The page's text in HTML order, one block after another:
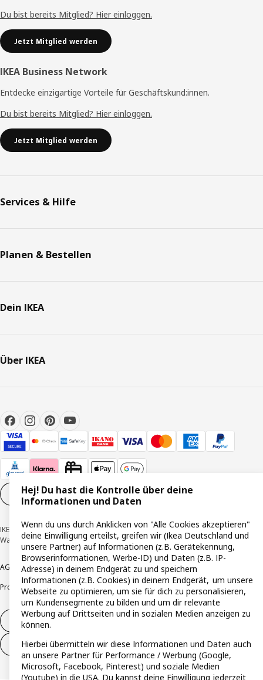
Du bist bereits Mitglied? Hier einloggen.
Jetzt Mitglied werden
IKEA Business Network
Entdecke einzigartige Vorteile für Geschäftskund:innen.
Du bist bereits Mitglied? Hier einloggen.
Jetzt Mitglied werden
Services & Hilfe
Planen & Bestellen
Dein IKEA
Über IKEA
Cookie-Einstellungen DE
IKEA Deutschland GmbH & Co. KG - Am Wandersmann 2-4, 65719 Hofheim-
Wallau © Inter IKEA Systems B.V. 1999-2026
AGB Barrierefreiheit Cookie-RichtlinieDatenschutzerklärungImpressum
Produktrückrufe
Responsible Disclosure Vertrauensstelle
Vertrag widerrufen
Vertrag widerrufen (Services & Leistungen)
Hej! Du hast die Kontrolle über deine
Informationen und Daten
Wenn du uns durch Anklicken von "Alle Cookies akzeptieren"
deine Einwilligung erteilst, greifen wir (Ikea Deutschland und
unsere Partner) auf Informationen (z.B. Gerätekennung,
Browserinformationen, Werbe-ID) und Daten (z.B. IP-
Adresse) in deinem Endgerät zu und speichern
Informationen (z.B. Cookies) in deinem Endgerät, um unsere
Webseite zu optimieren, um sie für dich zu personalisieren,
um Kundensegmente zu bilden und um dir relevante
Werbung auf Drittseiten und in sozialen Medien anzeigen zu
können.
Hierbei übermitteln wir diese Informationen und Daten auch
an unsere Partner für Performance / Werbung (Google,
Microsoft, Facebook, Pinterest) und soziale Medien
(Youtube) in die USA. Du kannst deine Einwilligung jederzeit